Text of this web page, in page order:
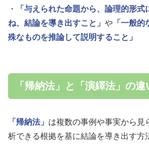
・
「与えられた命題から、論理的形
ね、結論を導き出すこと」 や 「一般
殊なものを推論して説明すること」
「帰納法」と「演繹法」の違
「帰納法」 は複数の事例や事実から見
析できる根拠を基に結論を導き出す方